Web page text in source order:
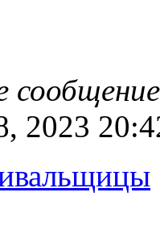
сообщение
2023